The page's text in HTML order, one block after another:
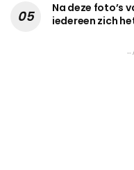
Na deze foto’s
iedereen zich
--